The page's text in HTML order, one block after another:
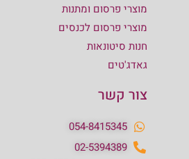
מוצרי פרסום ומתנות
מוצרי פרסום לכנסים
חנות סיטונאות
גאדג'טים
צור קשר
054-8415345
02-5394389